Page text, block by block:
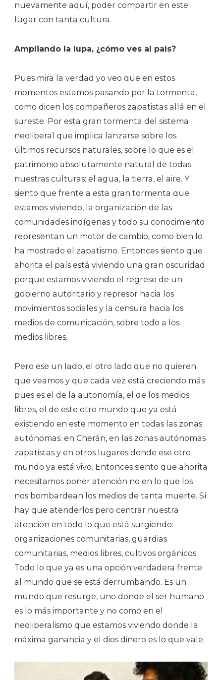
nuevamente aquí, poder compartir en este
lugar con tanta cultura.
Ampliando la lupa, ¿cómo ves al país?
Pues mira la verdad yo veo que en estos
momentos estamos pasando por la tormenta,
como dicen los compañeros zapatistas allá en el
sureste. Por esta gran tormenta del sistema
neoliberal que implica lanzarse sobre los
últimos recursos naturales, sobre lo que es el
patrimonio absolutamente natural de todas
nuestras culturas: el agua, la tierra, el aire. Y
siento que frente a esta gran tormenta que
estamos viviendo, la organización de las
comunidades indígenas y todo su conocimiento
representan un motor de cambio, como bien lo
ha mostrado el zapatismo. Entonces siento que
ahorita el país está viviendo una gran oscuridad
porque estamos viviendo el regreso de un
gobierno autoritario y represor hacia los
movimientos sociales y la censura hacia los
medios de comunicación, sobre todo a los
medios libres.
Pero ese un lado, el otro lado que no quieren
que veamos y que cada vez está creciendo más
pues es el de la autonomía, el de los medios
libres, el de este otro mundo que ya está
existiendo en este momento en todas las zonas
autónomas: en Cherán, en las zonas autónomas
zapatistas y en otros lugares donde ese otro
mundo ya está vivo. Entonces siento que ahorita
necesitamos poner atención no en lo que los
nos bombardean los medios de tanta muerte. Sí
hay que atenderlos pero centrar nuestra
atención en todo lo que está surgiendo:
organizaciones comunitarias, guardias
comunitarias, medios libres, cultivos orgánicos.
Todo lo que ya es una opción verdadera frente
al mundo que se está derrumbando. Es un
mundo que resurge, uno donde el ser humano
es lo más importante y no como en el
neoliberalismo que estamos viviendo donde la
máxima ganancia y el dios dinero es lo que vale.